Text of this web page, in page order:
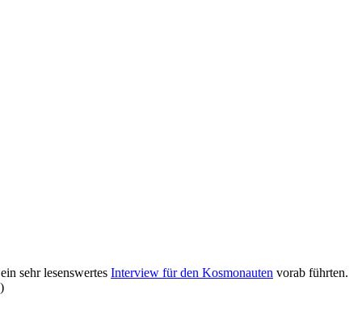
sehr lesenswertes Interview für den Kosmonauten vorab führten.